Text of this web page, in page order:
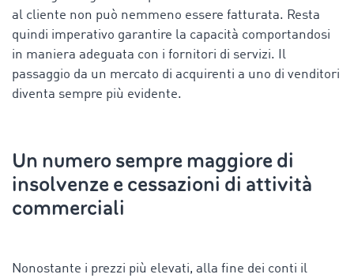
al cliente non può nemmeno essere fatturata. Resta
quindi imperativo garantire la capacità comportandosi
in maniera adeguata con i fornitori di servizi. Il
passaggio da un mercato di acquirenti a uno di venditori
diventa sempre più evidente.
Un numero sempre maggiore di
insolvenze e cessazioni di attività
commerciali
Nonostante i prezzi più elevati, alla fine dei conti il